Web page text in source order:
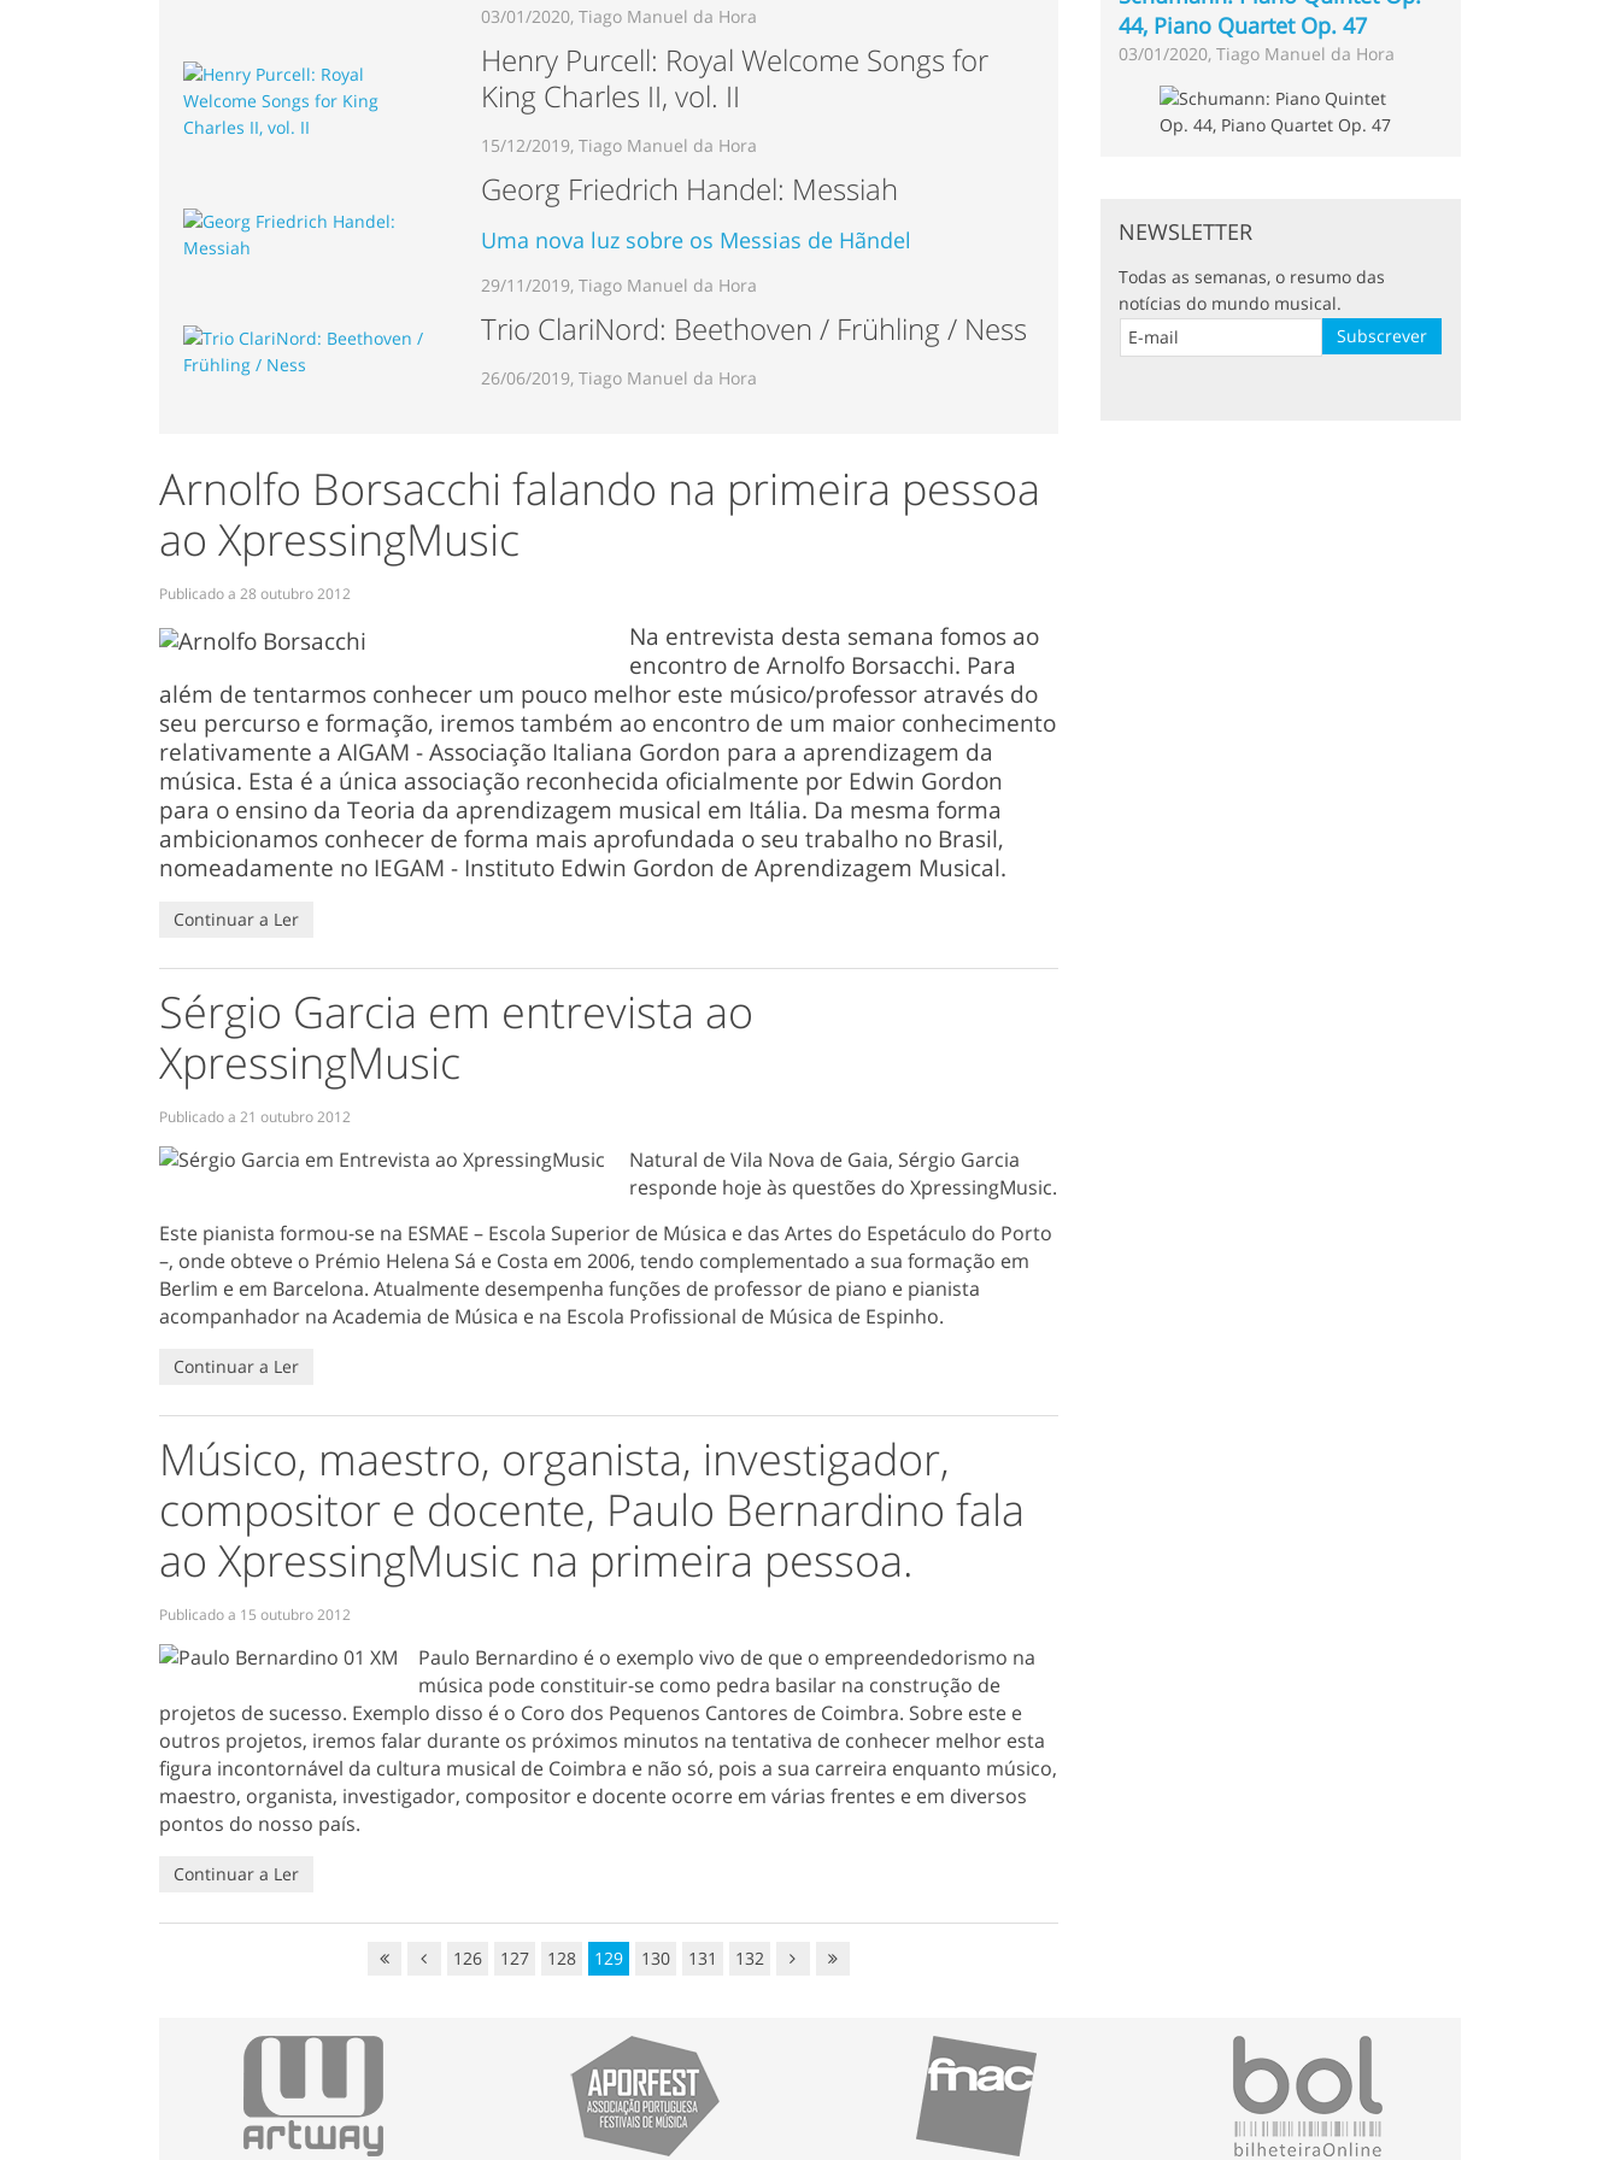
03/01/2020, Tiago Manuel da Hora
Henry Purcell: Royal Welcome Songs for
King Charles II, vol. II
15/12/2019, Tiago Manuel da Hora
Georg Friedrich Handel: Messiah
Uma nova luz sobre os Messias de Hãndel
29/11/2019, Tiago Manuel da Hora
Trio ClariNord: Beethoven / Frühling / Ness
26/06/2019, Tiago Manuel da Hora
Arnolfo Borsacchi falando na primeira pessoa
ao XpressingMusic
Publicado a 28 outubro 2012
Na entrevista desta semana fomos ao
encontro de Arnolfo Borsacchi. Para
além de tentarmos conhecer um pouco melhor este músico/professor através do
seu percurso e formação, iremos também ao encontro de um maior conhecimento
relativamente a AIGAM - Associação Italiana Gordon para a aprendizagem da
música. Esta é a única associação reconhecida oficialmente por Edwin Gordon
para o ensino da Teoria da aprendizagem musical em Itália. Da mesma forma
ambicionamos conhecer de forma mais aprofundada o seu trabalho no Brasil,
nomeadamente no IEGAM - Instituto Edwin Gordon de Aprendizagem Musical.
Continuar a Ler
Sérgio Garcia em entrevista ao
XpressingMusic
Publicado a 21 outubro 2012
Natural de Vila Nova de Gaia, Sérgio Garcia
responde hoje às questões do XpressingMusic.
Este pianista formou-se na ESMAE – Escola Superior de Música e das Artes do Espetáculo do Porto
–, onde obteve o Prémio Helena Sá e Costa em 2006, tendo complementado a sua formação em
Berlim e em Barcelona. Atualmente desempenha funções de professor de piano e pianista
acompanhador na Academia de Música e na Escola Profissional de Música de Espinho.
Continuar a Ler
Músico, maestro, organista, investigador,
compositor e docente, Paulo Bernardino fala
ao XpressingMusic na primeira pessoa.
Publicado a 15 outubro 2012
Paulo Bernardino é o exemplo vivo de que o empreendedorismo na
música pode constituir-se como pedra basilar na construção de
projetos de sucesso. Exemplo disso é o Coro dos Pequenos Cantores de Coimbra. Sobre este e
outros projetos, iremos falar durante os próximos minutos na tentativa de conhecer melhor esta
figura incontornável da cultura musical de Coimbra e não só, pois a sua carreira enquanto músico,
maestro, organista, investigador, compositor e docente ocorre em várias frentes e em diversos
pontos do nosso país.
Continuar a Ler
126 127 128 129 130 131 132
44, Piano Quartet Op. 47
03/01/2020, Tiago Manuel da Hora
NEWSLETTER
Todas as semanas, o resumo das
notícias do mundo musical.